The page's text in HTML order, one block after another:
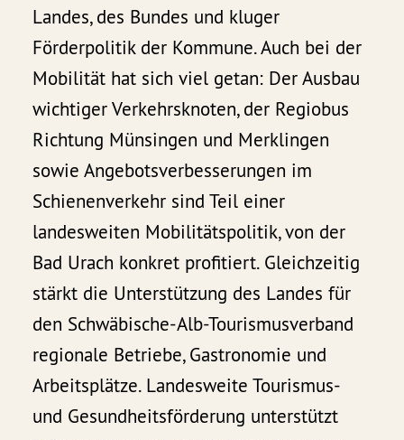
Landes, des Bundes und kluger
Förderpolitik der Kommune. Auch bei der
Mobilität hat sich viel getan: Der Ausbau
wichtiger Verkehrsknoten, der Regiobus
Richtung Münsingen und Merklingen
sowie Angebotsverbesserungen im
Schienenverkehr sind Teil einer
landesweiten Mobilitätspolitik, von der
Bad Urach konkret profitiert. Gleichzeitig
stärkt die Unterstützung des Landes für
den Schwäbische-Alb-Tourismusverband
regionale Betriebe, Gastronomie und
Arbeitsplätze. Landesweite Tourismus-
und Gesundheitsförderung unterstützt